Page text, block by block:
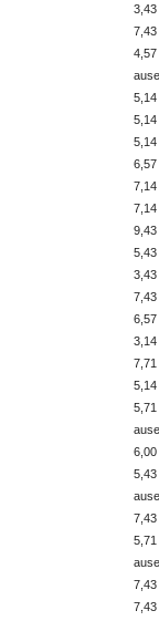
3,43
7,43
4,57
5,14
5,14
5,14
6,57
7,14
7,14
9,43
5,43
3,43
7,43
6,57
3,14
7,71
5,14
5,71
6,00
5,43
7,43
5,71
7,43
7,43